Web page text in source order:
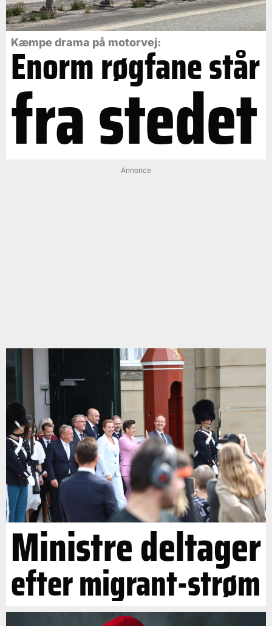
Kæmpe drama på motorvej:
Enorm røgfane står
fra stedet
Annonce
Ministre deltager
efter migrant-strøm